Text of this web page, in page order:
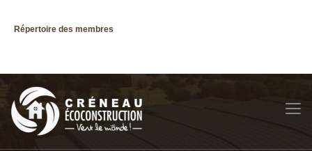
Répertoire des membres